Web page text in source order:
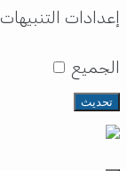
إعدادات التنبيهات
الجميع
تحديث